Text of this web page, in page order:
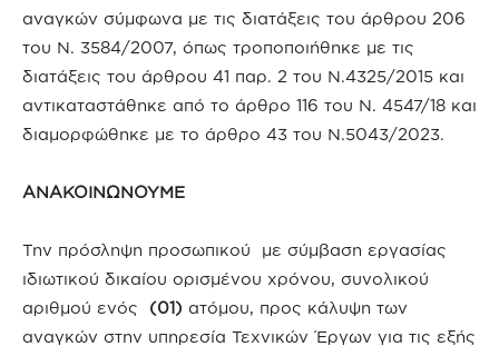
αναγκών σύμφωνα με τις διατάξεις του άρθρου 206
του Ν. 3584/2007, όπως τροποποιήθηκε με τις
διατάξεις του άρθρου 41 παρ. 2 του Ν.4325/2015 και
αντικαταστάθηκε από το άρθρο 116 του Ν. 4547/18 και
διαμορφώθηκε με το άρθρο 43 του Ν.5043/2023.
ΑΝΑΚΟΙΝΩΝΟΥΜΕ
Την πρόσληψη προσωπικού με σύμβαση εργασίας
ιδιωτικού δικαίου ορισμένου χρόνου, συνολικού
αριθμού ενός
(01) ατόμου, προς κάλυψη των
αναγκών στην υπηρεσία Τεχνικών Έργων για τις εξής